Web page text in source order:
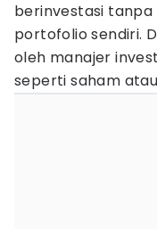
berinvestasi
portofolio sendiri.
oleh manajer
seperti saham